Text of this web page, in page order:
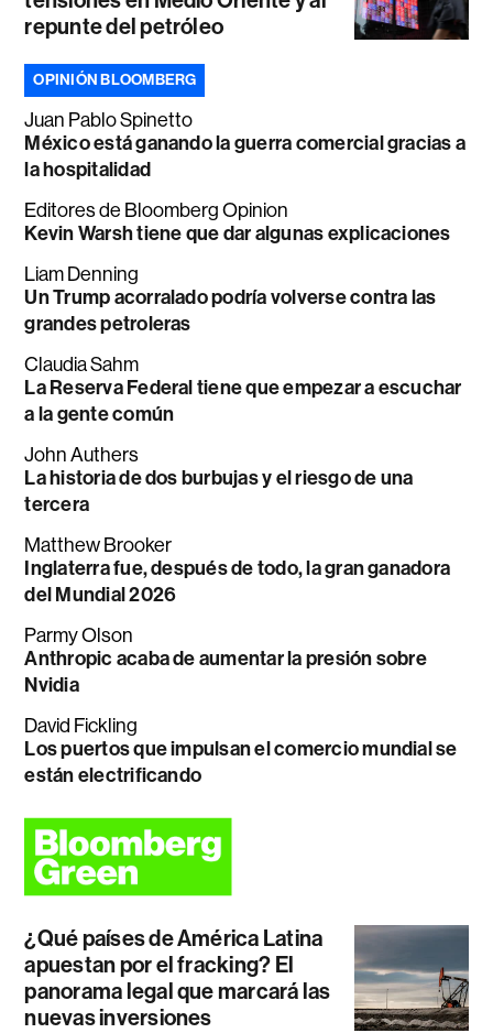
repunte del petróleo
OPINIÓN BLOOMBERG
Juan Pablo Spinetto
México está ganando la guerra comercial gracias a
la hospitalidad
Editores de Bloomberg Opinion
Kevin Warsh tiene que dar algunas explicaciones
Liam Denning
Un Trump acorralado podría volverse contra las
grandes petroleras
Claudia Sahm
La Reserva Federal tiene que empezar a escuchar
a la gente común
John Authers
La historia de dos burbujas y el riesgo de una
tercera
Matthew Brooker
Inglaterra fue, después de todo, la gran ganadora
del Mundial 2026
Parmy Olson
Anthropic acaba de aumentar la presión sobre
Nvidia
David Fickling
Los puertos que impulsan el comercio mundial se
están electrificando
¿Qué países de América Latina
apuestan por el fracking? El
panorama legal que marcará las
nuevas inversiones